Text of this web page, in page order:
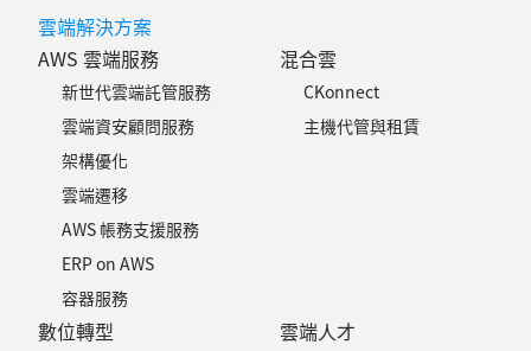
雲端解決方案
AWS 雲端服務
新世代雲端託管服務
雲端資安顧問服務
架構優化
雲端遷移
AWS 帳務支援服務
ERP on AWS
容器服務
混合雲
CKonnect
主機代管與租賃
數位轉型 雲端人才